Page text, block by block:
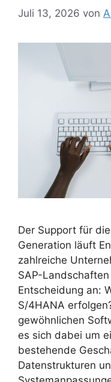
Juli 13, 2026 von
Der Support für
Generation läuft
zahlreiche
SAP-
Entscheidung an:
S/4HANA
gewöhnlichen
es sich dabei um
bestehende
Datenstrukturen